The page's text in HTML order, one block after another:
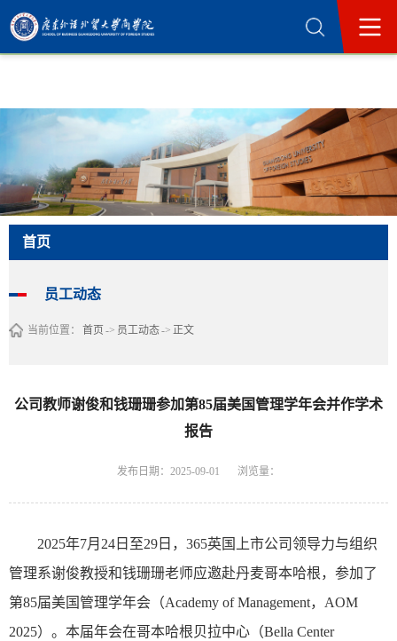
365英国上市公司(集团)官方网站-Official
首页
员工动态
当前位置： 首页 -> 员工动态-> 正文
公司教师谢俊和钱珊珊参加第85届美国管理学年会并作学术
报告
发布日期：2025-09-01 浏览量：
2025年7月 24 日至29 日， 365英国上市公司领导力与组织
管理系谢俊教授和钱珊珊老师应邀赴丹麦哥本哈根，参加了
第85届美国管理学年会（Academy of Management， AOM
2025）。本届年会在哥本哈根贝拉中心（Bella Center